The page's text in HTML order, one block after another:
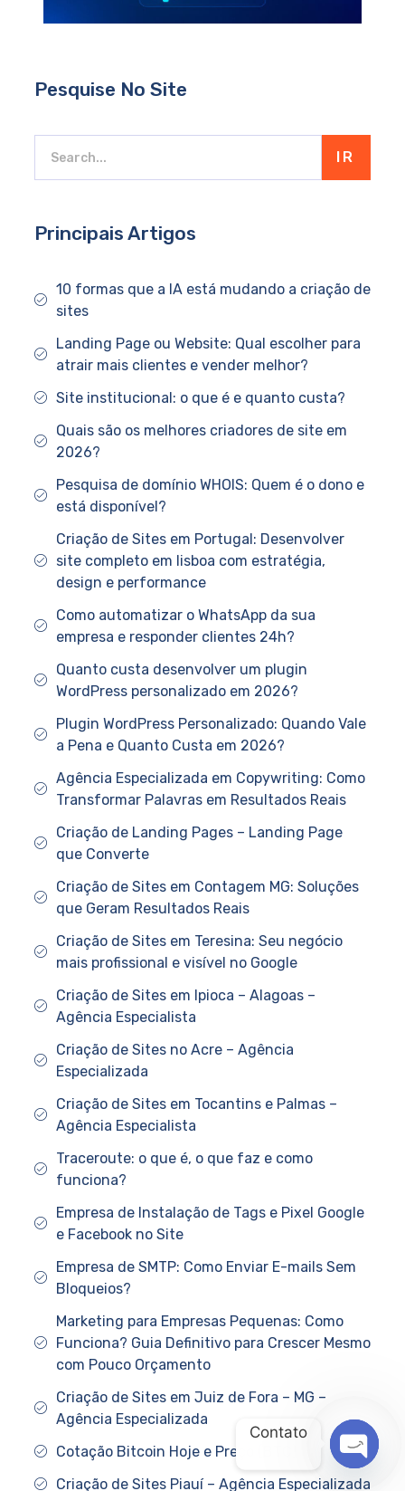
Pesquise No Site
IR
Principais Artigos
10 formas que a IA está mudando a criação de
sites
Landing Page ou Website: Qual escolher para
atrair mais clientes e vender melhor?
Site institucional: o que é e quanto custa?
Quais são os melhores criadores de site em
2026?
Pesquisa de domínio WHOIS: Quem é o dono e
está disponível?
Criação de Sites em Portugal: Desenvolver
site completo em lisboa com estratégia,
design e performance
Como automatizar o WhatsApp da sua
empresa e responder clientes 24h?
Quanto custa desenvolver um plugin
WordPress personalizado em 2026?
Plugin WordPress Personalizado: Quando Vale
a Pena e Quanto Custa em 2026?
Agência Especializada em Copywriting: Como
Transformar Palavras em Resultados Reais
Criação de Landing Pages – Landing Page
que Converte
Criação de Sites em Contagem MG: Soluções
que Geram Resultados Reais
Criação de Sites em Teresina: Seu negócio
mais profissional e visível no Google
Criação de Sites em Ipioca – Alagoas –
Agência Especialista
Criação de Sites no Acre – Agência
Especializada
Criação de Sites em Tocantins e Palmas –
Agência Especialista
Traceroute: o que é, o que faz e como
funciona?
Empresa de Instalação de Tags e Pixel Google
e Facebook no Site
Empresa de SMTP: Como Enviar E-mails Sem
Bloqueios?
Marketing para Empresas Pequenas: Como
Funciona? Guia Definitivo para Crescer Mesmo
com Pouco Orçamento
Criação de Sites em Juiz de Fora – MG –
Agência Especializada
Cotação Bitcoin Hoje e Preço (BTC)
Criação de Sites Piauí – Agência Especializada
Contato
OPEN